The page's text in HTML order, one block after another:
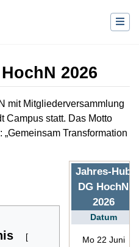
2026
mit Mitgliederversammlung
Campus statt. Das Motto
Transformation
Jahres-Hub
DG HochN
2026
Datum
Mo 22 Juni